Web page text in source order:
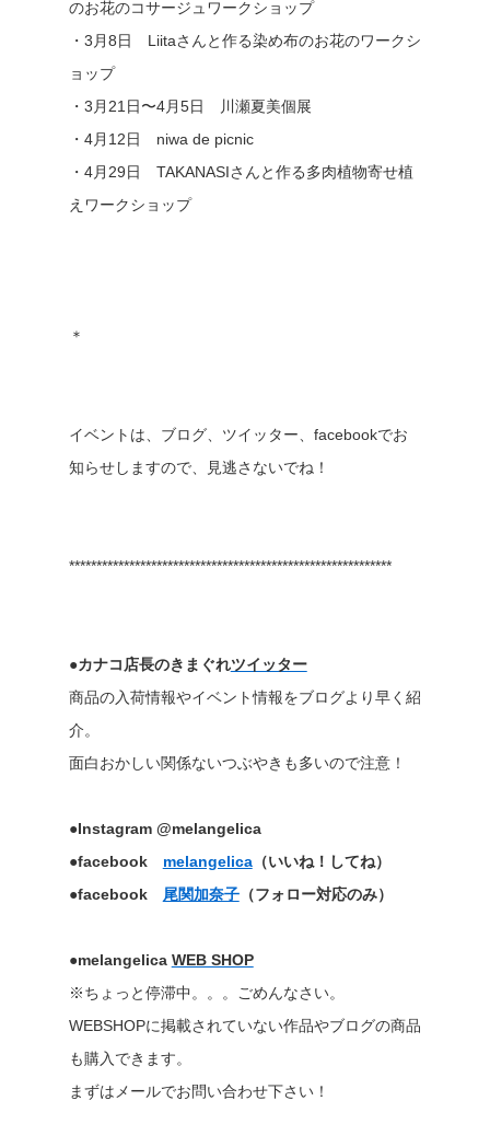
のお花のコサージュワークショップ
・3月8日 Liitaさんと作る染め布のお花のワークシ
ョップ
・3月21日〜4月5日 川瀬夏美個展
・4月12日 niwa de picnic
・4月29日 TAKANASIさんと作る多肉植物寄せ植
えワークショップ
＊
イベントは、ブログ、ツイッター、facebookでお
知らせしますので、見逃さないでね！
***********************************************************
●カナコ店長のきまぐれツイッター
商品の入荷情報やイベント情報をブログより早く紹
介。
面白おかしい関係ないつぶやきも多いので注意！
●Instagram @melangelica
●facebook melangelica（いいね！してね）
●facebook 尾関加奈子（フォロー対応のみ）
●melangelica WEB SHOP
※ちょっと停滞中。。。ごめんなさい。
WEBSHOPに掲載されていない作品やブログの商品
も購入できます。
まずはメールでお問い合わせ下さい！